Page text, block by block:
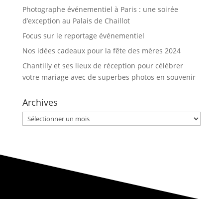
Photographe événementiel à Paris : une soirée
d’exception au Palais de Chaillot
Focus sur le reportage événementiel
Nos idées cadeaux pour la fête des mères 2024
Chantilly et ses lieux de réception pour célébrer
votre mariage avec de superbes photos en souvenir
Archives
Archives